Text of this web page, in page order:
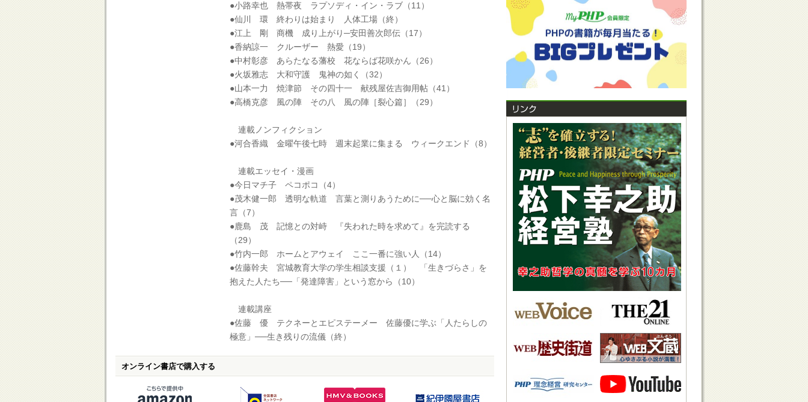
●小路幸也 熱帯夜 ラプソディ・イン・ラブ（11）
●仙川 環 終わりは始まり 人体工場（終）
●江上 剛 商機 成り上がり─安田善次郎伝（17）
●香納諒一 クルーザー 熱愛（19）
●中村彰彦 あらたなる藩校 花ならば花咲かん（26）
●火坂雅志 大和守護 鬼神の如く（32）
●山本一力 焼津節 その四十一 献残屋佐吉御用帖（41）
●高橋克彦 風の陣 その八 風の陣［裂心篇］（29）
連載ノンフィクション
●河合香織 金曜午後七時 週末起業に集まる ウィークエンド（8）
連載エッセイ・漫画
●今日マチ子 ペコポコ（4）
●茂木健一郎 透明な軌道 言葉と測りあうために──心と脳に効く名
言（7）
●鹿島 茂 記憶との対峙 『失われた時を求めて』を完読する
（29）
●竹内一郎 ホームとアウェイ ここ一番に強い人（14）
●佐藤幹夫 宮城教育大学の学生相談支援（１） 「生きづらさ」を
抱えた人たち──「発達障害」という窓から（10）
連載講座
●佐藤 優 テクネーとエピステーメー 佐藤優に学ぶ「人たらしの
極意」──生き残りの流儀（終）
オンライン書店で購入する